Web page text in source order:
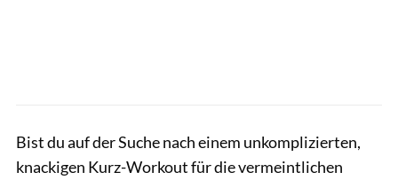
Bist du auf der Suche nach einem unkomplizierten,
knackigen Kurz-Workout für die vermeintlichen